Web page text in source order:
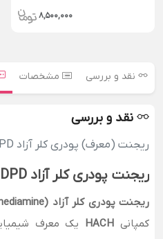
8,500,000
نقد و بررسی مشخصات
نقد و بررسی
ریجنت (معرف) پودری کلر آزاد DPD کمپانی HACH
ریجنت پودری کلر آزاد DPD کمپانی HACH چیست؟
ریجنت پودری کلر آزاد DPD (N,N-Diethyl-p-Phenylenediamine)
کمپانی HACH یک معرف